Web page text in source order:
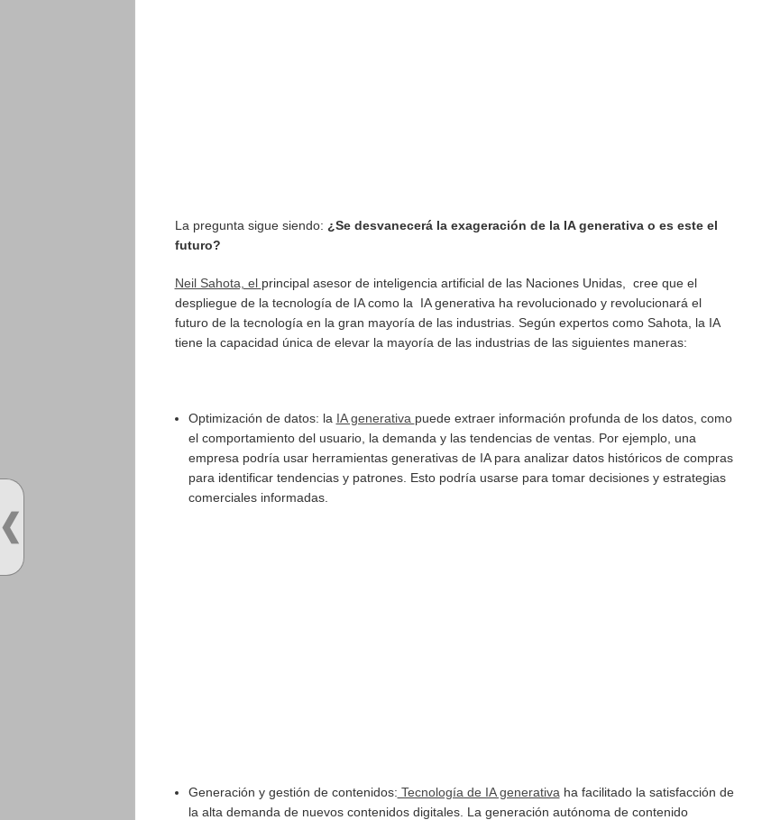
La pregunta sigue siendo: ¿Se desvanecerá la exageración de la IA generativa o es este el
futuro?
Neil Sahota, el principal asesor de inteligencia artificial de las Naciones Unidas, cree que el
despliegue de la tecnología de IA como la IA generativa ha revolucionado y revolucionará el
futuro de la tecnología en la gran mayoría de las industrias. Según expertos como Sahota, la IA
tiene la capacidad única de elevar la mayoría de las industrias de las siguientes maneras:
Optimización de datos: la IA generativa puede extraer información profunda de los datos, como
el comportamiento del usuario, la demanda y las tendencias de ventas. Por ejemplo, una
empresa podría usar herramientas generativas de IA para analizar datos históricos de compras
para identificar tendencias y patrones. Esto podría usarse para tomar decisiones y estrategias
comerciales informadas.
Generación y gestión de contenidos: Tecnología de IA generativa ha facilitado la satisfacción de
la alta demanda de nuevos contenidos digitales. La generación autónoma de contenido